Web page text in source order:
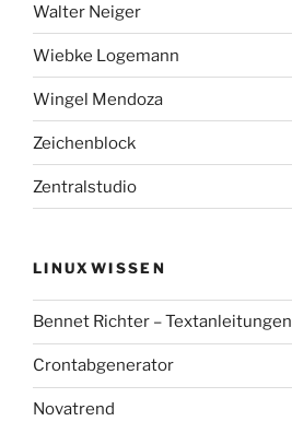
Walter Neiger
Wiebke Logemann
Wingel Mendoza
Zeichenblock
Zentralstudio
LINUXWISSEN
Bennet Richter – Textanleitungen
Crontabgenerator
Novatrend